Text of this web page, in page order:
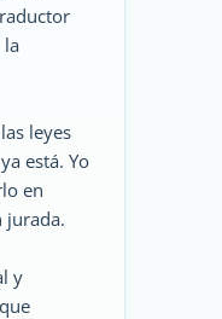
la
leyes
está. Yo
en
jurada.
y